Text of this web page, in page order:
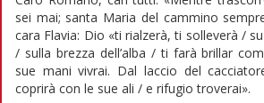
sei mai; santa Maria del cammino
cara Flavia: Dio «ti rialzerà, ti solleverà /
/ sulla brezza dell’alba / ti farà brillar
sue mani vivrai. Dal laccio del
coprirà con le sue ali / e rifugio troverai».